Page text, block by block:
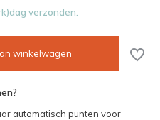
verzonden.
winkelwagen
automatisch punten voor